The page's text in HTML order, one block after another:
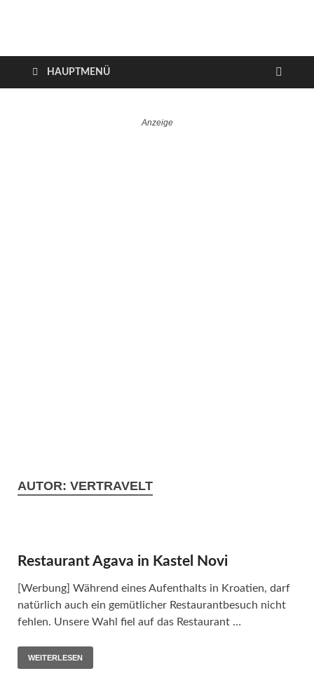
VerTRAVELt
HAUPTMENÜ
AUTOR: VERTRAVELT
Restaurant Agava in Kastel Novi
[Werbung] Während eines Aufenthalts in Kroatien, darf
natürlich auch ein gemütlicher Restaurantbesuch nicht
fehlen. Unsere Wahl fiel auf das Restaurant …
WEITERLESEN